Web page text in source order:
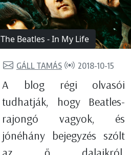
The Beatles - In My Life
GÁLL TAMÁS 2018-10-15
A blog régi olvasói
tudhatják, hogy Beatles-
rajongó vagyok, és
jónéhány bejegyzés szólt